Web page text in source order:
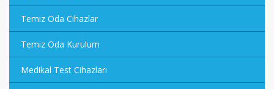
Temiz Oda Cihazlar
Temiz Oda Kurulum
Medikal Test Cihazları